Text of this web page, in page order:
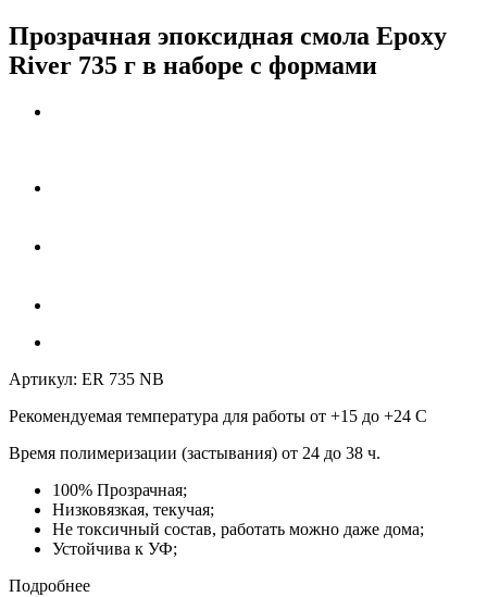
Прозрачная эпоксидная смола Epoxy
River 735 г в наборе с формами
Артикул: ER 735 NB
Рекомендуемая температура для работы от +15 до +24 С
Время полимеризации (застывания) от 24 до 38 ч.
100% Прозрачная;
Низковязкая, текучая;
Не токсичный состав, работать можно даже дома;
Устойчива к УФ;
Подробнее